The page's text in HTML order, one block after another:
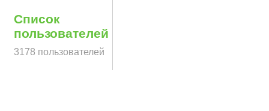
Список
пользователей
3178 пользователей